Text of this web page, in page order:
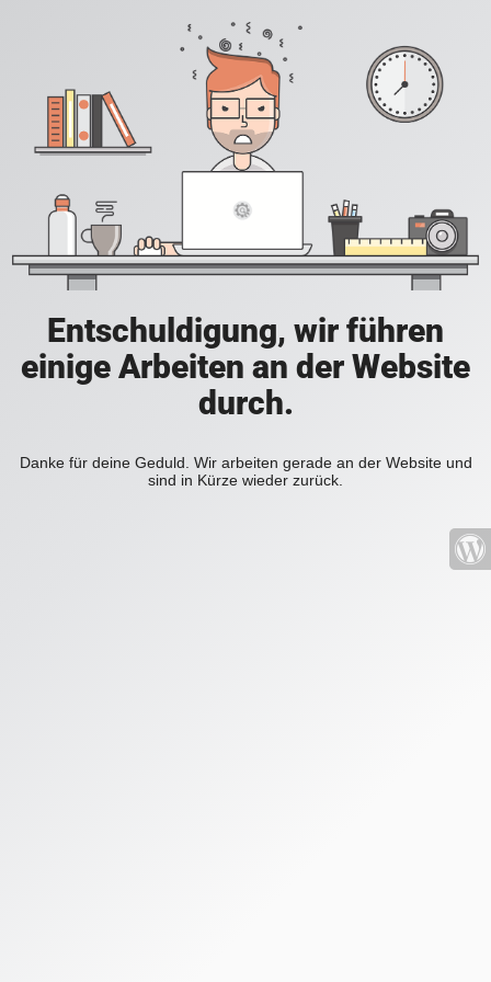
Entschuldigung, wir führen
einige Arbeiten an der Website
durch.
Danke für deine Geduld. Wir arbeiten gerade an der Website und
sind in Kürze wieder zurück.